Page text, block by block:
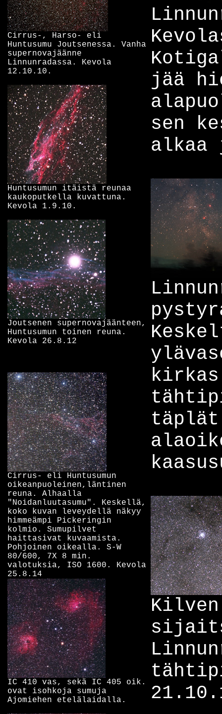
Cirrus-, Harso- eli
Huntusumu Joutsenessa. Vanha
supernovajäänne
Linnunradassa. Kevola
12.10.10.
Huntusumun itäistä reunaa
kaukoputkella kuvattuna.
Kevola 1.9.10.
Joutsenen supernovajäänteen,
Huntusumun toinen reuna.
Kevola 26.8.12
Cirrus- eli Huntusumun
oikeanpuoleinen,läntinen
reuna. Alhaalla
"Noidanluutasumu". Keskellä,
koko kuvan leveydellä näkyy
himmeämpi Pickeringin
kolmio. Sumupilvet
haittasivat kuvaamista.
Pohjoinen oikealla. S-W
80/600, 7X 8 min.
valotuksia, ISO 1600. Kevola
25.8.14
IC 410 vas, sekä IC 405 oik.
ovat isohkoja sumuja
Ajomiehen etelälaidalla.
jää
sen
alkaa